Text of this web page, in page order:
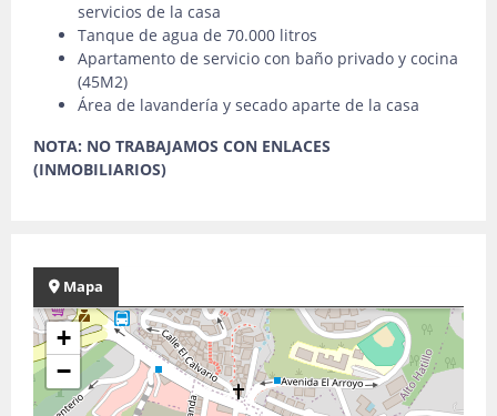
servicios de la casa
Tanque de agua de 70.000 litros
Apartamento de servicio con baño privado y cocina
(45M2)
Área de lavandería y secado aparte de la casa
NOTA: NO TRABAJAMOS CON ENLACES
(INMOBILIARIOS)
Mapa
+
−